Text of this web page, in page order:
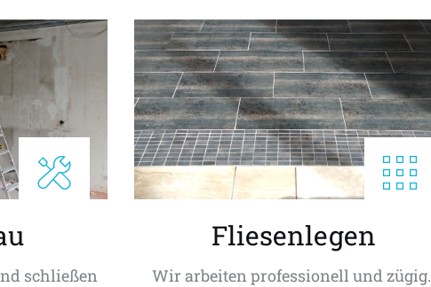
schließen
Fliesenlegen
Wir arbeiten professionell und zügig.